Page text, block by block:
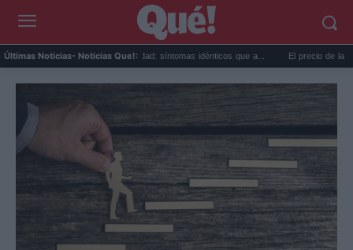
Últimas Noticias- Noticias Que!:
Calor extremo y ansiedad: síntomas idénticos que a... El precio de la vivienda